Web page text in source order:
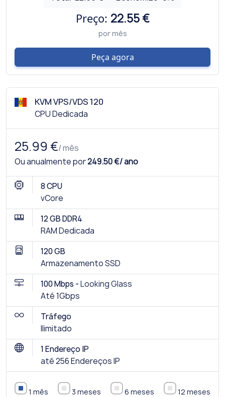
Preço: 22.55 €
por mês
Peça agora
KVM VPS/VDS 120
CPU Dedicada
25.99 €/ mês
Ou anualmente por249.50 €/ ano
8 CPU
vCore
12 GB DDR4
RAM Dedicada
120 GB
Armazenamento SSD
100 Mbps -Looking Glass
Até 1Gbps
Tráfego
Ilimitado
1 Endereço IP
até 256 Endereços IP
1 mês 3 meses 6 meses 12 meses